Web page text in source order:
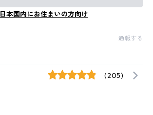
日本国内にお住まいの方向け
通報する
(205)